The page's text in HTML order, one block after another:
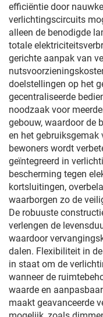
efficiëntie door
verlichtingscircuits
alleen de benodigde
totale
gerichte aanpak van
doelstellingen op het
gecentraliseerde
noodzaak voor
gebouw, waardoor de
en het gebruiksgemak
bewoners wordt
geïntegreerd in
bescherming tegen
kortsluitingen,
waarborgen zo de
De robuuste
verlengen de
waardoor
dalen. Flexibiliteit in
in staat om de
wanneer de
waarde en
maakt geavanceerde